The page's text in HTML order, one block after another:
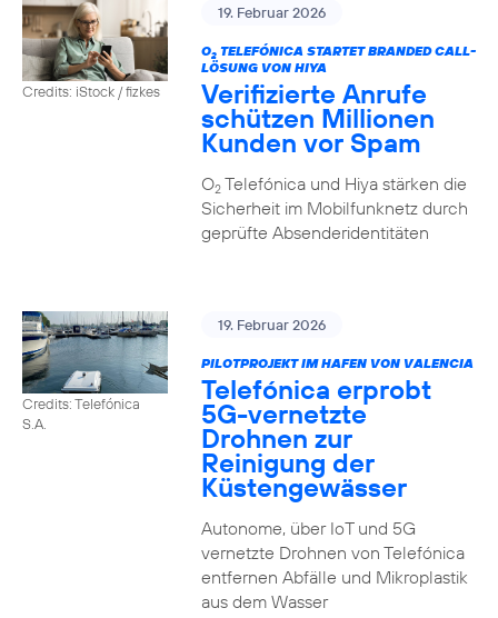
Credits: iStock / fizkes
19. Februar 2026
O2TELEFÓNICA STARTET BRANDED CALL-
LÖSUNG VON HIYA
Verifizierte Anrufe
schützen Millionen
Kunden vor Spam
O2Telefónica und Hiya stärken die
Sicherheit im Mobilfunknetz durch
geprüfte Absenderidentitäten
Credits: Telefónica
S.A.
19. Februar 2026
PILOTPROJEKT IM HAFEN VON VALENCIA
Telefónica erprobt
5G-vernetzte
Drohnen zur
Reinigung der
Küstengewässer
Autonome, über IoT und 5G
vernetzte Drohnen von Telefónica
entfernen Abfälle und Mikroplastik
aus dem Wasser